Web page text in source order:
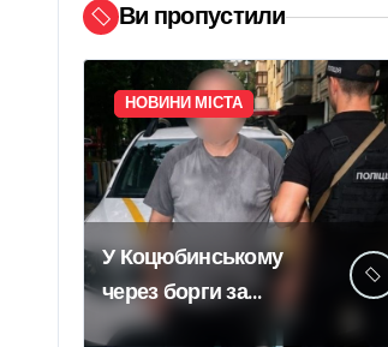
Ви пропустили
НОВИНИ МІСТА
У Коцюбинському
через борги за
комунальні послуги